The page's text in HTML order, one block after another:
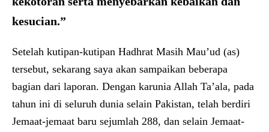
kesucian.”
Setelah kutipan-kutipan Hadhrat Masih Mau’ud (as)
tersebut, sekarang saya akan sampaikan beberapa
bagian dari laporan. Dengan karunia Allah Ta’ala, pada
tahun ini di seluruh dunia selain Pakistan, telah berdiri
Jemaat-jemaat baru sejumlah 288, dan selain Jemaat-